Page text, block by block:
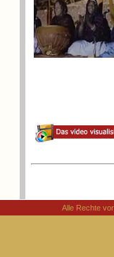
Alle Rechte